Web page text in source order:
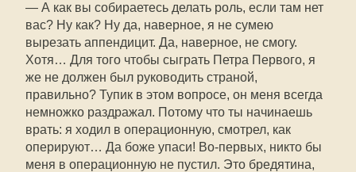
— А как вы собираетесь делать роль, если там нет
вас? Ну как? Ну да, наверное, я не сумею
вырезать аппендицит. Да, наверное, не смогу.
Хотя… Для того чтобы сыграть Петра Первого, я
же не должен был руководить страной,
правильно? Тупик в этом вопросе, он меня всегда
немножко раздражал. Потому что ты начинаешь
врать: я ходил в операционную, смотрел, как
оперируют… Да боже упаси! Во-первых, никто бы
меня в операционную не пустил. Это бредятина,